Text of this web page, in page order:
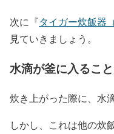
次に『タイガー炊飯器
見ていきましょう。
水滴が釜に入るこ
炊き上がった際に、水
しかし、これは他の炊